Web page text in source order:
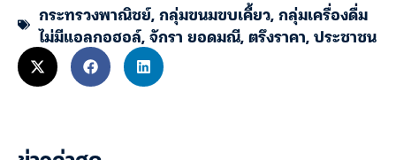
กระทรวงพาณิชย์,กลุ่มขนมขบเคี้ยว,กลุ่มเครื่องดื่ม
ไม่มีแอลกอฮอล์,จักรา ยอดมณี,ตรึงราคา,ประชาชน